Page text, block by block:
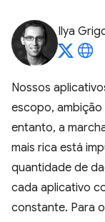
Ilya
Nossos
escopo, ambição
entanto, a
mais rica está
quantidade de
cada aplicativo
constante. Para